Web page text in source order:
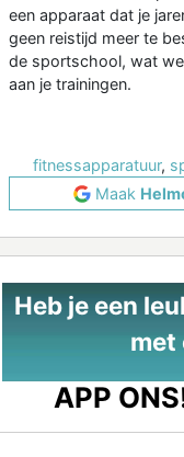
een apparaat dat je
geen reistijd meer te
de sportschool, wat
aan je trainingen.
fitnessapparatuur,
Maak
Heb je een
met
APP